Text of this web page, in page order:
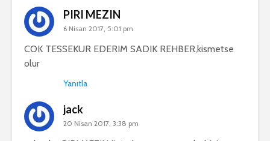
PIRI MEZIN
6 Nisan 2017, 5:01 pm
COK TESSEKUR EDERIM SADIK REHBER,kismetse
olur
Yanıtla
jack
20 Nisan 2017, 3:38 pm